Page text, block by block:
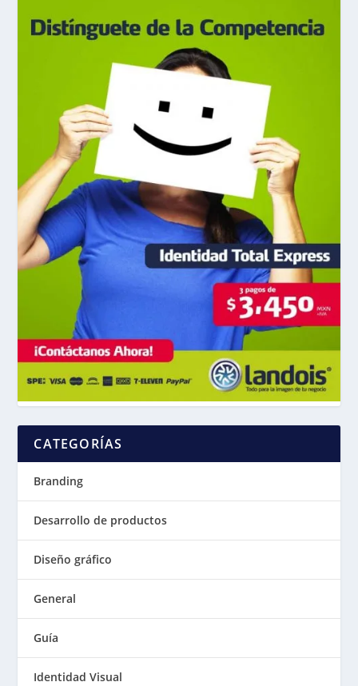
CATEGORÍAS
Branding
Desarrollo de productos
Diseño gráfico
General
Guía
Identidad Visual